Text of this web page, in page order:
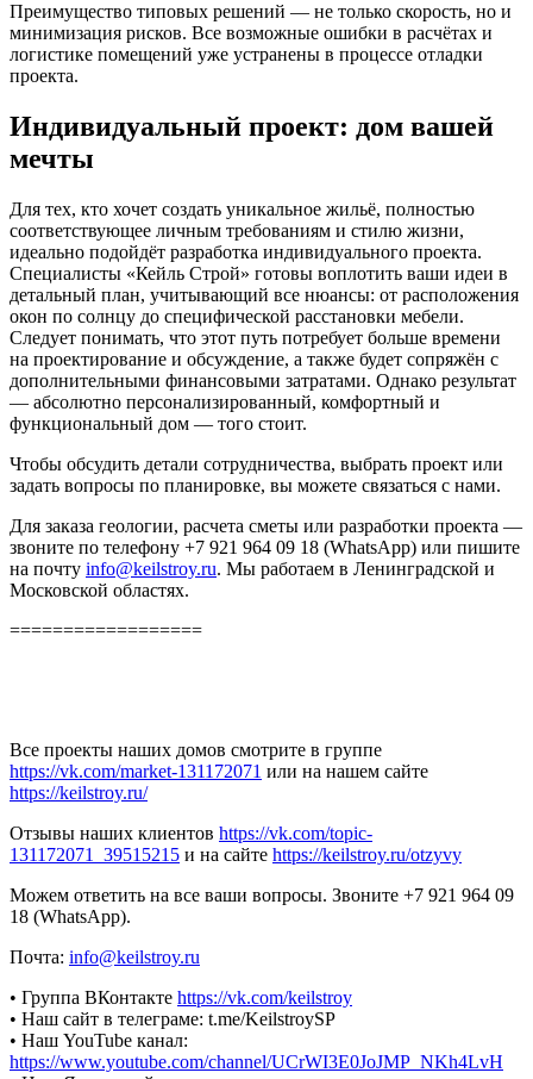
Преимущество типовых решений — не только скорость, но и
минимизация рисков. Все возможные ошибки в расчётах и
логистике помещений уже устранены в процессе отладки
проекта.
Индивидуальный проект: дом вашей
мечты
Для тех, кто хочет создать уникальное жильё, полностью
соответствующее личным требованиям и стилю жизни,
идеально подойдёт разработка индивидуального проекта.
Специалисты «Кейль Строй» готовы воплотить ваши идеи в
детальный план, учитывающий все нюансы: от расположения
окон по солнцу до специфической расстановки мебели.
Следует понимать, что этот путь потребует больше времени
на проектирование и обсуждение, а также будет сопряжён с
дополнительными финансовыми затратами. Однако результат
— абсолютно персонализированный, комфортный и
функциональный дом — того стоит.
Чтобы обсудить детали сотрудничества, выбрать проект или
задать вопросы по планировке, вы можете связаться с нами.
Для заказа геологии, расчета сметы или разработки проекта —
звоните по телефону +7 921 964 09 18 (WhatsApp) или пишите
на почту info@keilstroy.ru. Мы работаем в Ленинградской и
Московской областях.
==================
Все проекты наших домов смотрите в группе
https://vk.com/market-131172071 или на нашем сайте
https://keilstroy.ru/
Отзывы наших клиентов https://vk.com/topic-
131172071_39515215 и на сайте https://keilstroy.ru/otzyvy
Можем ответить на все ваши вопросы. Звоните +7 921 964 09
18 (WhatsApp).
Почта: info@keilstroy.ru
• Группа ВКонтакте https://vk.com/keilstroy
• Наш сайт в телеграме: t.me/KeilstroySP
• Наш YouTube канал:
https://www.youtube.com/channel/UCrWI3E0JoJMP_NKh4LvH